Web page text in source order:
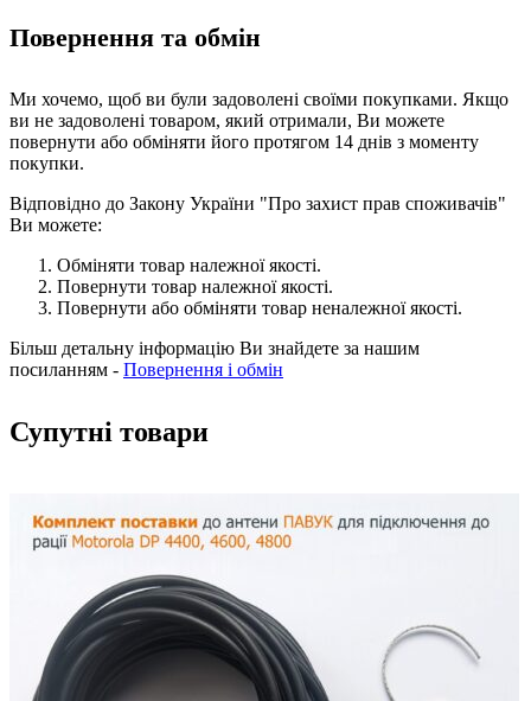
Повернення та обмін
Ми хочемо, щоб ви були задоволені своїми покупками. Якщо
ви не задоволені товаром, який отримали, Ви можете
повернути або обміняти його протягом 14 днів з моменту
покупки.
Відповідно до Закону України "Про захист прав споживачів"
Ви можете:
Обміняти товар належної якості.
Повернути товар належної якості.
Повернути або обміняти товар неналежної якості.
Більш детальну інформацію Ви знайдете за нашим
посиланням - Повернення і обмін
Супутні товари